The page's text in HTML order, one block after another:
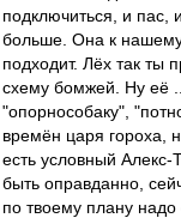
подключиться, и пас,
больше. Она к
подходит. Лёх так ты
схему бомжей. Ну её
"опорнособаку",
времён царя гороха,
есть условный Алекс-
быть оправданно,
по твоему плану надо